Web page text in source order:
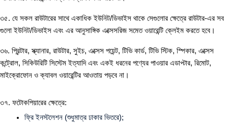
৩৫. যে সকল রাউটারের সাথে একাধিক ইউনিট/ডিভাইস থাকে সেগুলোর ক্ষেত্রে রাউটার-এর সব
গুলো ইউনিট/ডিভাইস এবং এর আনুসাঙ্গিক এক্সেসরিজ সমেত ওয়ারেন্টি ক্লেইম করতে হবে।
৩৬. প্রিন্টার, স্ক্যানার, রাউটার, সুইচ, এক্সেস পয়েন্ট, টিভি কার্ড, টিভি স্টিক, স্পিকার, এক্সেস
কন্ট্রোল, সিকিউরিটি সিস্টেম ইত্যাদি এবং একই ধরনের পণ্যের পাওয়ার এডাপ্টার, রিমোট,
মাইক্রোফোন ও ক্যাবল ওয়ারেন্টির আওতায় পড়বে না।
৩৭. ফটোকপিয়ারের ক্ষেত্রে:
ফ্রি ইনস্টলেশন (শুধুমাত্র ঢাকার ভিতরে);